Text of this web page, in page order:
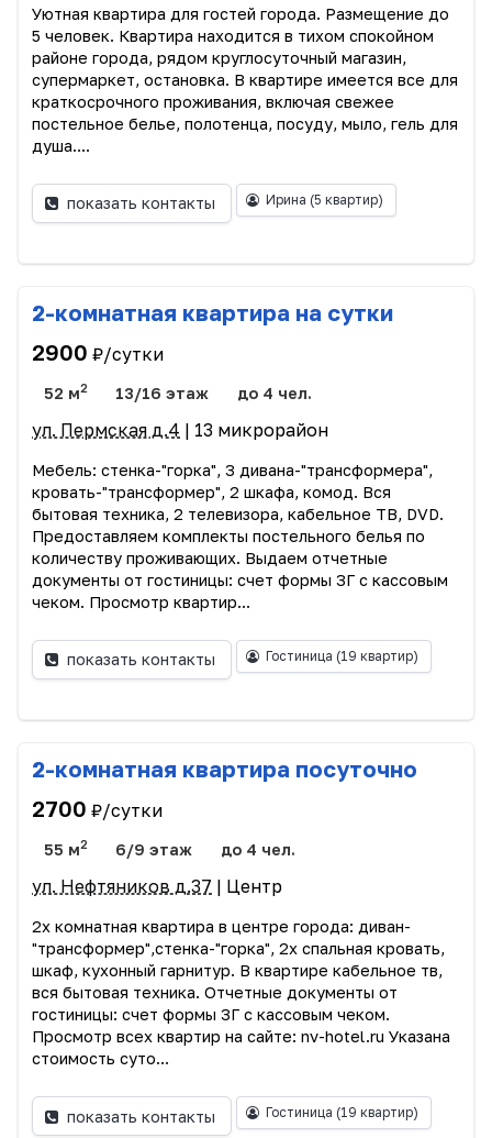
Уютная квартира для гостей города. Размещение до
5 человек. Квартира находится в тихом спокойном
районе города, рядом круглосуточный магазин,
супермаркет, остановка. В квартире имеется все для
краткосрочного проживания, включая свежее
постельное белье, полотенца, посуду, мыло, гель для
душа....
показать контакты Ирина (5 квартир)
2-комнатная квартира на сутки
2900 ₽/сутки
52 м2 13/16 этаж до 4 чел.
ул. Пермская д.4 | 13 микрорайон
Мебель: стенка-"горка", 3 дивана-"трансформера",
кровать-"трансформер", 2 шкафа, комод. Вся
бытовая техника, 2 телевизора, кабельное ТВ, DVD.
Предоставляем комплекты постельного белья по
количеству проживающих. Выдаем отчетные
документы от гостиницы: счет формы 3Г с кассовым
чеком. Просмотр квартир...
показать контакты Гостиница (19 квартир)
2-комнатная квартира посуточно
2700 ₽/сутки
55 м2 6/9 этаж до 4 чел.
ул. Нефтяников д.37 | Центр
2х комнатная квартира в центре города: диван-
"трансформер",стенка-"горка", 2х спальная кровать,
шкаф, кухонный гарнитур. В квартире кабельное тв,
вся бытовая техника. Отчетные документы от
гостиницы: счет формы 3Г с кассовым чеком.
Просмотр всех квартир на сайте: nv-hotel.ru Указана
стоимость суто...
показать контакты Гостиница (19 квартир)